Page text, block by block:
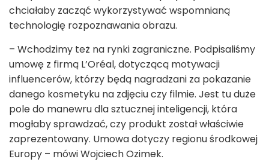
chciałaby zacząć wykorzystywać wspomnianą
technologię rozpoznawania obrazu.
– Wchodzimy też na rynki zagraniczne. Podpisaliśmy
umowę z firmą L’Oréal, dotyczącą motywacji
influencerów, którzy będą nagradzani za pokazanie
danego kosmetyku na zdjęciu czy filmie. Jest tu duże
pole do manewru dla sztucznej inteligencji, która
mogłaby sprawdzać, czy produkt został właściwie
zaprezentowany. Umowa dotyczy regionu środkowej
Europy – mówi Wojciech Ozimek.